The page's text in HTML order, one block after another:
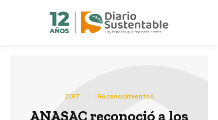
2017 Reconocimientos
ANASAC reconoció a los